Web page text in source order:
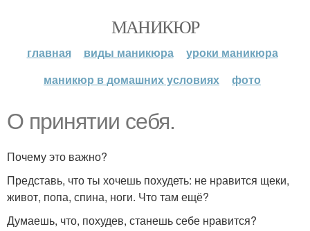
МАНИКЮР
главная виды маникюра
уроки маникюра
маникюр в домашних условиях
фото
О принятии себя.
Почему это важно?
Представь, что ты хочешь похудеть: не нравится щеки,
живот, попа, спина, ноги. Что там ещё?
Думаешь, что, похудев, станешь себе нравится?